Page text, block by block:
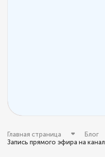
Главная страница
Блог
Запись прямого эфира на